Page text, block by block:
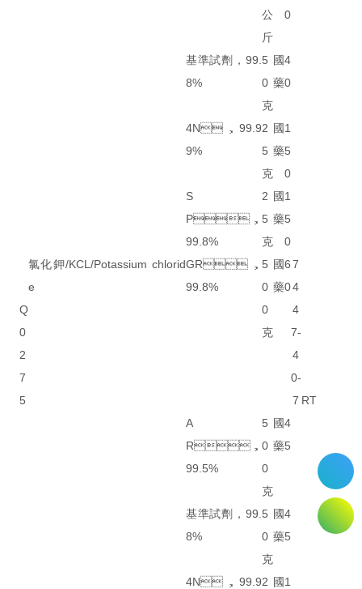
公
斤
0
基準試劑，99.
8%
5
0
克
國
藥
4
0
4N，99.9
9%
2
5
克
國
藥
1
5
0
S
P，
99.8%
2
5
克
國
藥
1
5
0
Q
0
2
7
5
氯化鉀/KCL/Potassium chlorid
e
GR，
99.8%
5
0
0
克
國
藥
6
0
7
4
4
7-
4
0-
7 RT
A
R，
99.5%
5
0
0
克
國
藥
4
5
基準試劑，99.
8%
5
0
克
國
藥
4
5
4N，99.92 國1